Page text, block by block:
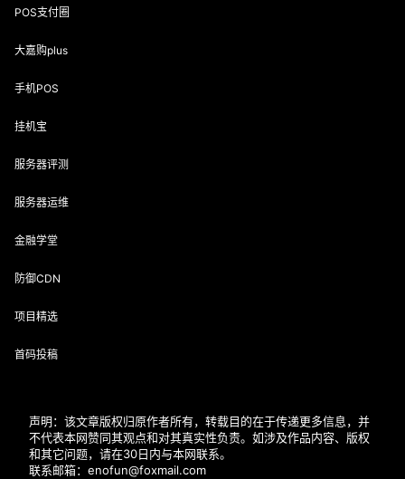
POS支付圈
大嘉购plus
手机POS
挂机宝
服务器评测
服务器运维
金融学堂
防御CDN
项目精选
首码投稿
声明：该文章版权归原作者所有，转载目的在于传递更多信息，并
不代表本网赞同其观点和对其真实性负责。如涉及作品内容、版权
和其它问题，请在30日内与本网联系。
联系邮箱：enofun@foxmail.com